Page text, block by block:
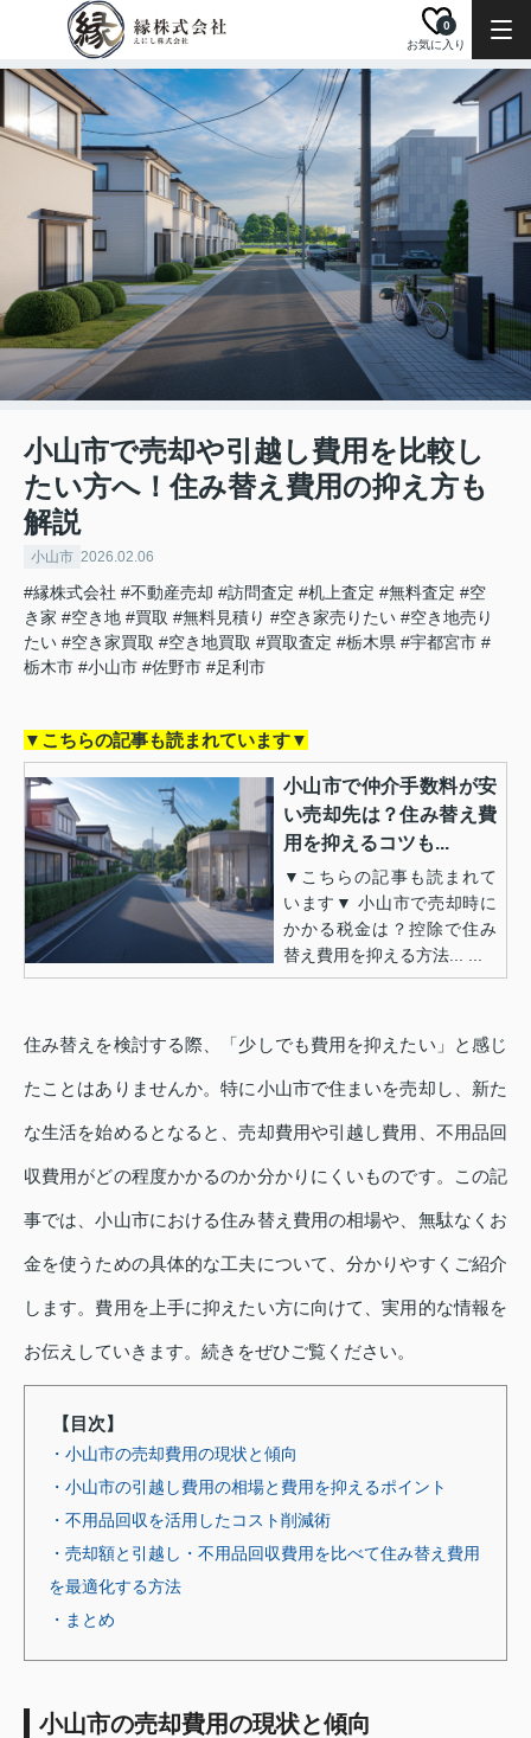
お気に入り
0
小山市で売却や引越し費用を比較し
たい方へ！住み替え費用の抑え方も
解説
小山市 2026.02.06
#縁株式会社 #不動産売却 #訪問査定 #机上査定 #無料査定 #空
き家 #空き地 #買取 #無料見積り #空き家売りたい #空き地売り
たい #空き家買取 #空き地買取 #買取査定 #栃木県 #宇都宮市 #
栃木市 #小山市 #佐野市 #足利市
▼こちらの記事も読まれています▼
小山市で仲介手数料が安
い売却先は？住み替え費
用を抑えるコツも...
▼こちらの記事も読まれて
います▼ 小山市で売却時に
かかる税金は？控除で住み
替え費用を抑える方法... ...
住み替えを検討する際、「少しでも費用を抑えたい」と感じ
たことはありませんか。特に小山市で住まいを売却し、新た
な生活を始めるとなると、売却費用や引越し費用、不用品回
収費用がどの程度かかるのか分かりにくいものです。この記
事では、小山市における住み替え費用の相場や、無駄なくお
金を使うための具体的な工夫について、分かりやすくご紹介
します。費用を上手に抑えたい方に向けて、実用的な情報を
お伝えしていきます。続きをぜひご覧ください。
【目次】
・小山市の売却費用の現状と傾向
・小山市の引越し費用の相場と費用を抑えるポイント
・不用品回収を活用したコスト削減術
・売却額と引越し・不用品回収費用を比べて住み替え費用
を最適化する方法
・まとめ
小山市の売却費用の現状と傾向